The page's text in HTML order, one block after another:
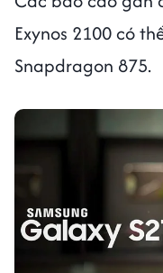
Exynos 2100 có
Snapdragon 875.